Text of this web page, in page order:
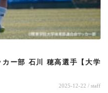
ー部 石川 穂高選手【大学
2025-12-22 / staff